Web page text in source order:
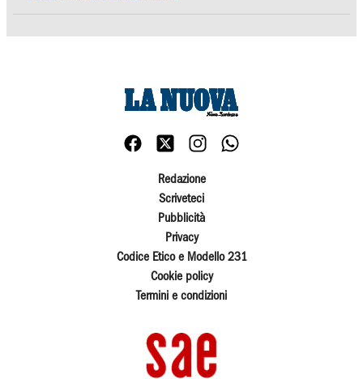
Redazione
Scriveteci
Pubblicità
Privacy
Codice Etico e Modello 231
Cookie policy
Termini e condizioni